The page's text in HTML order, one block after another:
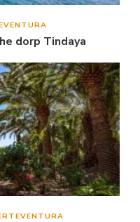
dorp Tindaya